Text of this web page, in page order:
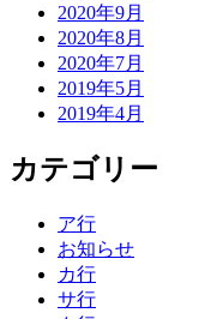
2020年9月
2020年8月
2020年7月
2019年5月
2019年4月
カテゴリー
ア行
お知らせ
カ行
サ行